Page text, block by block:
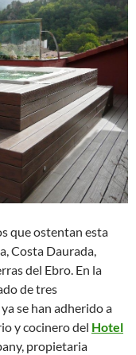
que ostentan esta
Costa Daurada,
del Ebro. En la
de tres
se han adherido a
y cocinero del Hotel
propietaria